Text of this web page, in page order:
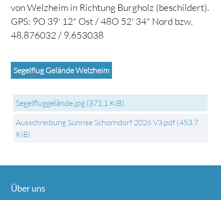
von Welzheim in Richtung Burgholz (beschildert).
GPS: 9O 39' 12" Ost / 48O 52' 34" Nord bzw.
48.876032 / 9.653038
Segelflug Gelände Welzheim
Segelfluggelände.jpg (371,1 KiB)
Ausschreibung Sunrise Schorndorf 2026 V3.pdf (453,7
KiB)
Über uns